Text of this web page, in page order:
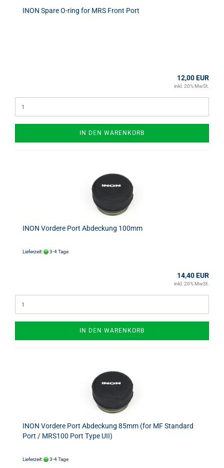
INON Spare O-ring for MRS Front Port
12,00 EUR
inkl. 20% MwSt.
IN DEN WARENKORB
INON Vordere Port Abdeckung 100mm
Lieferzeit: 3-4 Tage
14,40 EUR
inkl. 20% MwSt.
IN DEN WARENKORB
INON Vordere Port Abdeckung 85mm (for MF Standard
Port / MRS100 Port Type UII)
Lieferzeit: 3-4 Tage